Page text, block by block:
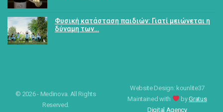
Φυσική κατάσταση παιδιών: Γιατί μειώνεται η
δύναμη των…
© 2026 - Medinova. All Rights
Reserved.
Website Design: kounlite37
Maintained with
byGratus
Digital Agency